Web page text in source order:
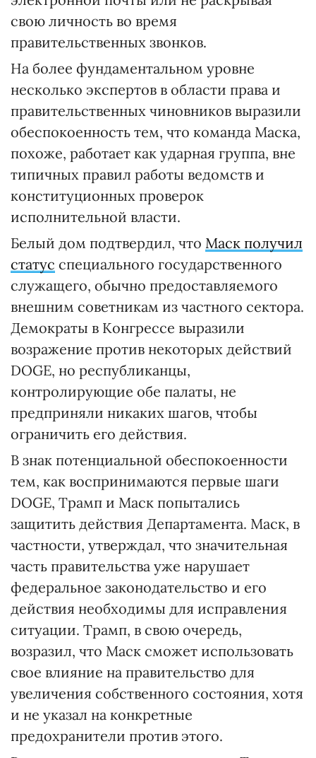
свою личность во время
правительственных звонков.
На более фундаментальном уровне
несколько экспертов в области права и
правительственных чиновников выразили
обеспокоенность тем, что команда Маска,
похоже, работает как ударная группа, вне
типичных правил работы ведомств и
конституционных проверок
исполнительной власти.
Белый дом подтвердил, что Маск получил
статус специального государственного
служащего, обычно предоставляемого
внешним советникам из частного сектора.
Демократы в Конгрессе выразили
возражение против некоторых действий
DOGE, но республиканцы,
контролирующие обе палаты, не
предприняли никаких шагов, чтобы
ограничить его действия.
В знак потенциальной обеспокоенности
тем, как воспринимаются первые шаги
DOGE, Трамп и Маск попытались
защитить действия Департамента. Маск, в
частности, утверждал, что значительная
часть правительства уже нарушает
федеральное законодательство и его
действия необходимы для исправления
ситуации. Трамп, в свою очередь,
возразил, что Маск сможет использовать
свое влияние на правительство для
увеличения собственного состояния, хотя
и не указал на конкретные
предохранители против этого.